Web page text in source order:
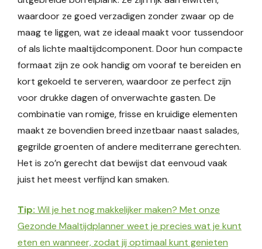
waardoor ze goed verzadigen zonder zwaar op de
maag te liggen, wat ze ideaal maakt voor tussendoor
of als lichte maaltijdcomponent. Door hun compacte
formaat zijn ze ook handig om vooraf te bereiden en
kort gekoeld te serveren, waardoor ze perfect zijn
voor drukke dagen of onverwachte gasten. De
combinatie van romige, frisse en kruidige elementen
maakt ze bovendien breed inzetbaar naast salades,
gegrilde groenten of andere mediterrane gerechten.
Het is zo’n gerecht dat bewijst dat eenvoud vaak
juist het meest verfijnd kan smaken.
Tip: Wil je het nog makkelijker maken? Met onze
Gezonde Maaltijdplanner weet je precies wat je kunt
eten en wanneer, zodat jij optimaal kunt genieten